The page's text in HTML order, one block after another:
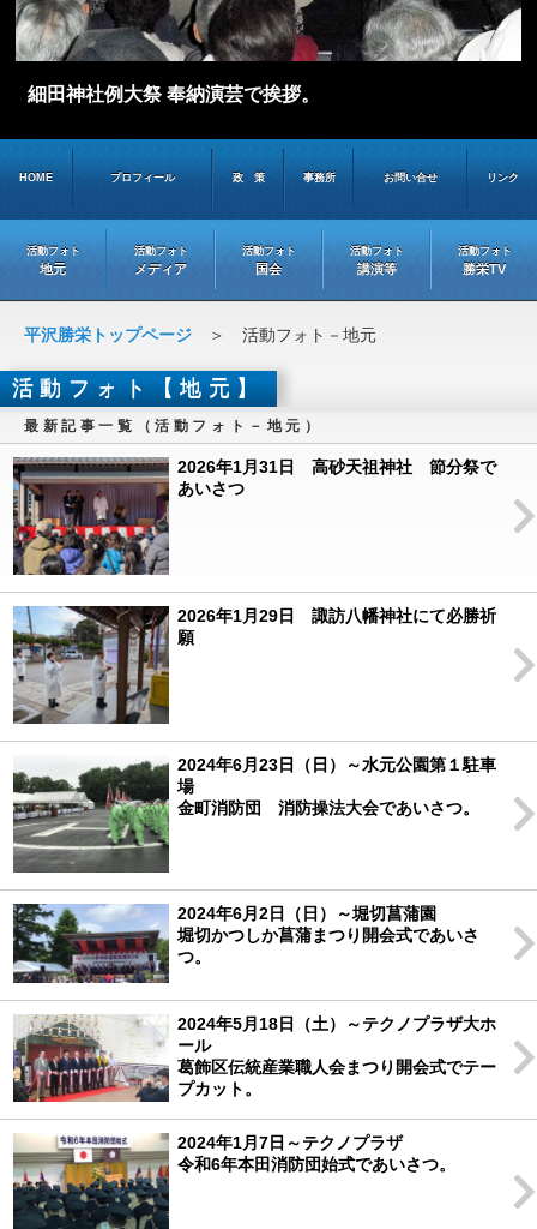
細田神社例大祭 奉納演芸で挨拶。
HOME プロフィール 政 策 事務所 お問い合せ リンク
活動フォト
地元
活動フォト
メディア
活動フォト
国会
活動フォト
講演等
活動フォト
勝栄TV
平沢勝栄トップページ ＞ 活動フォト－地元
活動フォト【地元】
最新記事一覧（活動フォト－地元）
2026年1月31日 高砂天祖神社 節分祭で
あいさつ
2026年1月29日 諏訪八幡神社にて必勝祈
願
2024年6月23日（日）～水元公園第１駐車
場
金町消防団 消防操法大会であいさつ。
2024年6月2日（日）～堀切菖蒲園
堀切かつしか菖蒲まつり開会式であいさ
つ。
2024年5月18日（土）～テクノプラザ大ホ
ール
葛飾区伝統産業職人会まつり開会式でテー
プカット。
2024年1月7日～テクノプラザ
令和6年本田消防団始式であいさつ。